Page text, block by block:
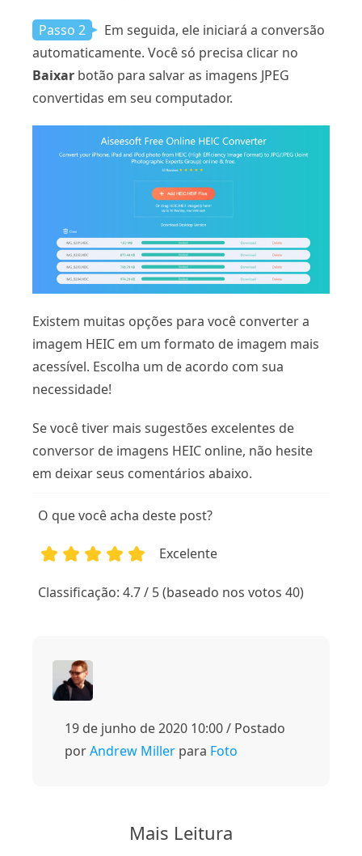
Passo 2
Em seguida, ele iniciará a conversão
automaticamente. Você só precisa clicar no
Baixar botão para salvar as imagens JPEG
convertidas em seu computador.
Existem muitas opções para você converter a
imagem HEIC em um formato de imagem mais
acessível. Escolha um de acordo com sua
necessidade!
Se você tiver mais sugestões excelentes de
conversor de imagens HEIC online, não hesite
em deixar seus comentários abaixo.
O que você acha deste post?
Excelente
Classificação: 4.7 / 5 (baseado nos votos 40)
19 de junho de 2020 10:00 / Postado
porAndrew Miller para Foto
Mais Leitura